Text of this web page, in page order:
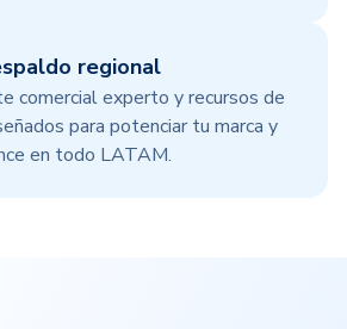
regional
comercial experto y recursos de
para potenciar tu marca y
en todo LATAM.